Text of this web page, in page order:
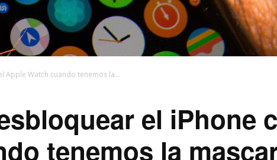
Watch cuando tenemos la...
el iPhone
tenemos la